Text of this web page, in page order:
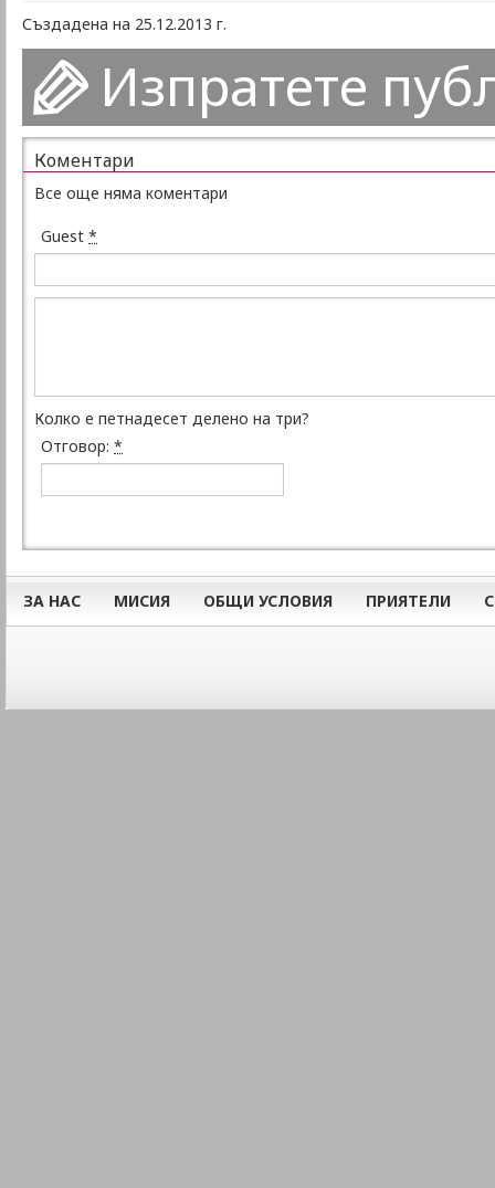
Създадена на 25.12.2013 г.
Изпратете
Коментари
Все още няма коментари
Guest *
Колко е петнадесет делено на три?
Отговор: *
ЗА НАС МИСИЯ ОБЩИ УСЛОВИЯ ПРИЯТЕЛИ